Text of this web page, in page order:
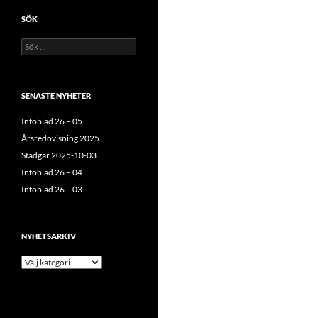
SÖK
Sök
efter:
SENASTE NYHETER
Infoblad 26 – 05
Årsredovisning 2025
Stadgar 2025-10-03
Infoblad 26 – 04
Infoblad 26 – 03
NYHETSARKIV
Nyhetsarkiv